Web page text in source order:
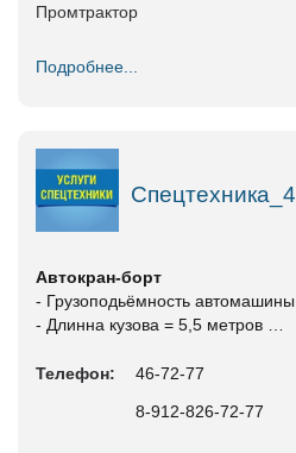
Промтрактор
Подробнее...
Автокран-борт
- Грузоподьёмность
- Длинна кузова = 5,5 метров …
Телефон:
46-72-77
8-912-826-72-77